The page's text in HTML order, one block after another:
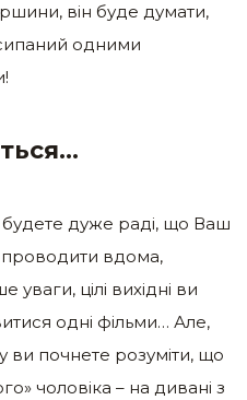
він буде думати,
одними
будете дуже раді, що Ваш
проводити вдома,
уваги, цілі вихідні ви
одні фільми… Але,
ви почнете розуміти, що
чоловіка – на дивані з